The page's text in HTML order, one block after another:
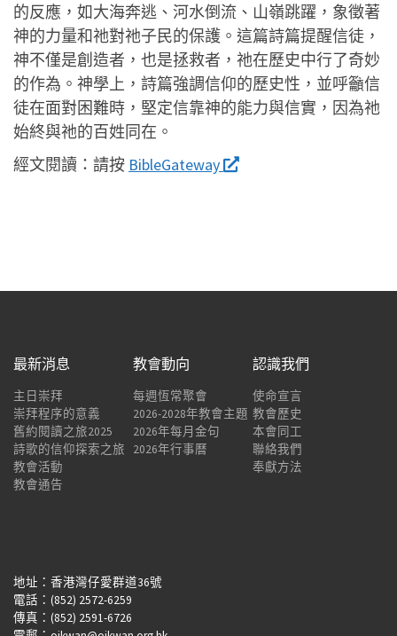
的反應，如大海奔逃、河水倒流、山嶺跳躍，象徵著
神的力量和祂對祂子民的保護。這篇詩篇提醒信徒，
神不僅是創造者，也是拯救者，祂在歷史中行了奇妙
的作為。神學上，詩篇強調信仰的歷史性，並呼籲信
徒在面對困難時，堅定信靠神的能力與信實，因為祂
始終與祂的百姓同在。
經文閱讀： 請按 BibleGateway
最新消息
主日崇拜
崇拜程序的意義
舊約閱讀之旅2025
詩歌的信仰探索之旅
教會活動
教會通告
教會動向
每週恆常聚會
2026-2028年教會主題
2026年每月金句
2026年行事曆
認識我們
使命宣言
教會歷史
本會同工
聯絡我們
奉獻方法
地址：香港灣仔愛群道36號
電話：(852) 2572-6259
傳真：(852) 2591-6726